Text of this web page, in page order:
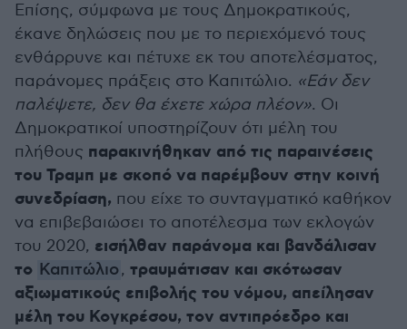
Επίσης, σύμφωνα με τους Δημοκρατικούς,
έκανε δηλώσεις που με το περιεχόμενό τους
ενθάρρυνε και πέτυχε εκ του αποτελέσματος,
παράνομες πράξεις στο Καπιτώλιο. «Εάν δεν
παλέψετε, δεν θα έχετε χώρα πλέον». Οι
Δημοκρατικοί υποστηρίζουν ότι μέλη του
πλήθους παρακινήθηκαν από τις παραινέσεις
του Τραμπ με σκοπό να παρέμβουν στην κοινή
συνεδρίαση, που είχε το συνταγματικό καθήκον
να επιβεβαιώσει το αποτέλεσμα των εκλογών
του 2020, εισήλθαν παράνομα και βανδάλισαν
το Καπιτώλιο, τραυμάτισαν και σκότωσαν
αξιωματικούς επιβολής του νόμου, απείλησαν
μέλη του Κογκρέσου, τον αντιπρόεδρο και